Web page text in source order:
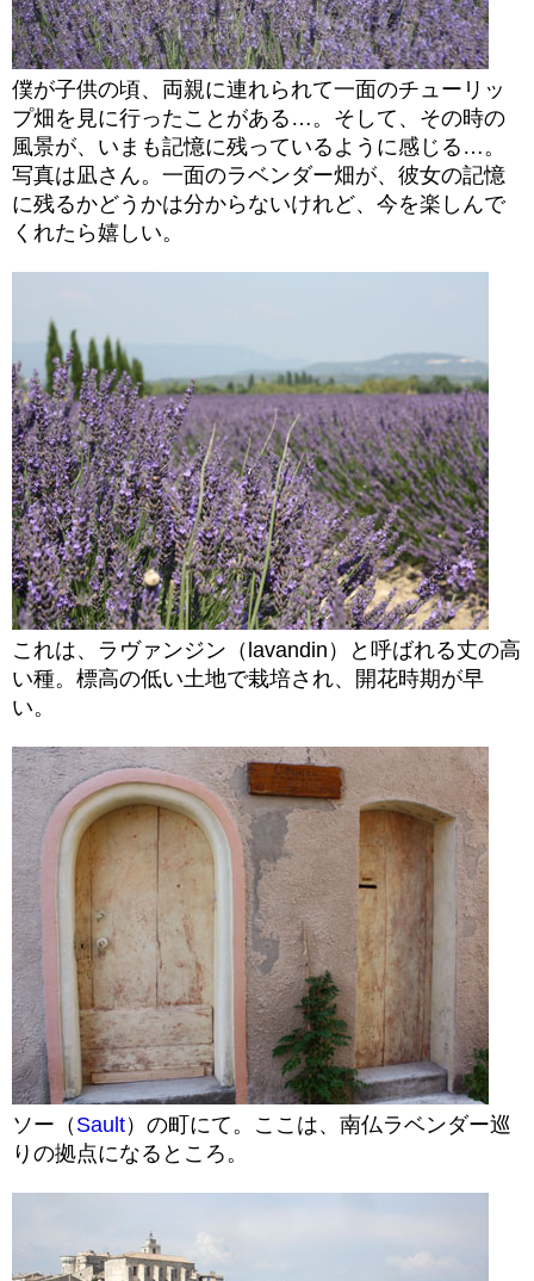
僕が子供の頃、両親に連れられて一面のチューリッ
プ畑を見に行ったことがある…。そして、その時の
風景が、いまも記憶に残っているように感じる…。
写真は凪さん。一面のラベンダー畑が、彼女の記憶
に残るかどうかは分からないけれど、今を楽しんで
くれたら嬉しい。
これは、ラヴァンジン（lavandin）と呼ばれる丈の高
い種。標高の低い土地で栽培され、開花時期が早
い。
ソー（ Sault）の町にて。ここは、南仏ラベンダー巡
りの拠点になるところ。